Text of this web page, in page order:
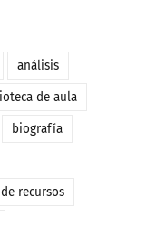
análisis
de aula
biografía
recursos